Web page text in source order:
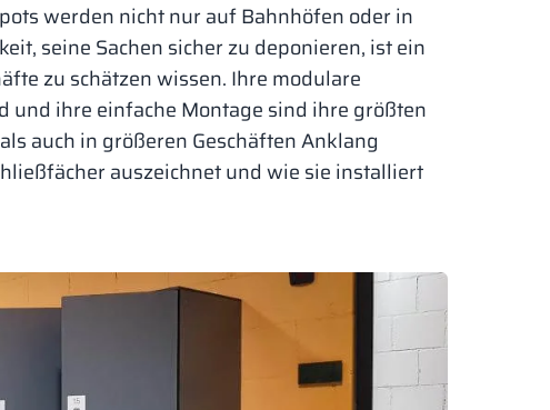
werden nicht nur auf Bahnhöfen oder in
seine Sachen sicher zu deponieren, ist ein
zu schätzen wissen. Ihre modulare
und ihre einfache Montage sind ihre größten
auch in größeren Geschäften Anklang
auszeichnet und wie sie installiert